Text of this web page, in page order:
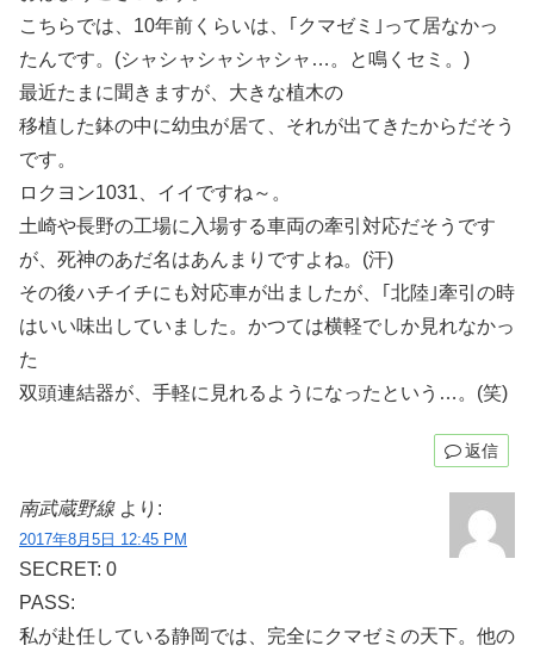
こちらでは、10年前くらいは、｢クマゼミ｣って居なかっ
たんです。(シャシャシャシャシャ…。と鳴くセミ。)
最近たまに聞きますが、大きな植木の
移植した鉢の中に幼虫が居て、それが出てきたからだそう
です。
ロクヨン1031、イイですね～。
土崎や長野の工場に入場する車両の牽引対応だそうです
が、死神のあだ名はあんまりですよね。(汗)
その後ハチイチにも対応車が出ましたが、｢北陸｣牽引の時
はいい味出していました。かつては横軽でしか見れなかっ
た
双頭連結器が、手軽に見れるようになったという…。(笑)
返信
南武蔵野線 より:
2017年8月5日 12:45 PM
SECRET: 0
PASS:
私が赴任している静岡では、完全にクマゼミの天下。他の